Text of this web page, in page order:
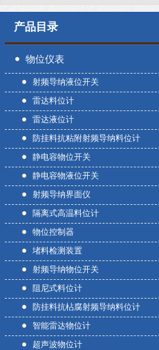
产品目录
物位仪表
射频导纳液位开关
雷达料位计
雷达液位计
防挂料抗粘附射频导纳料位计
静电容物位开关
静电容物液位开关
射频导纳界面仪
隔离式高温料位计
物位控制器
堵料检测装置
射频导纳物位开关
阻尼式料位计
防挂料抗枮腐射频导纳料位计
智能雷达物位计
超声波物位计